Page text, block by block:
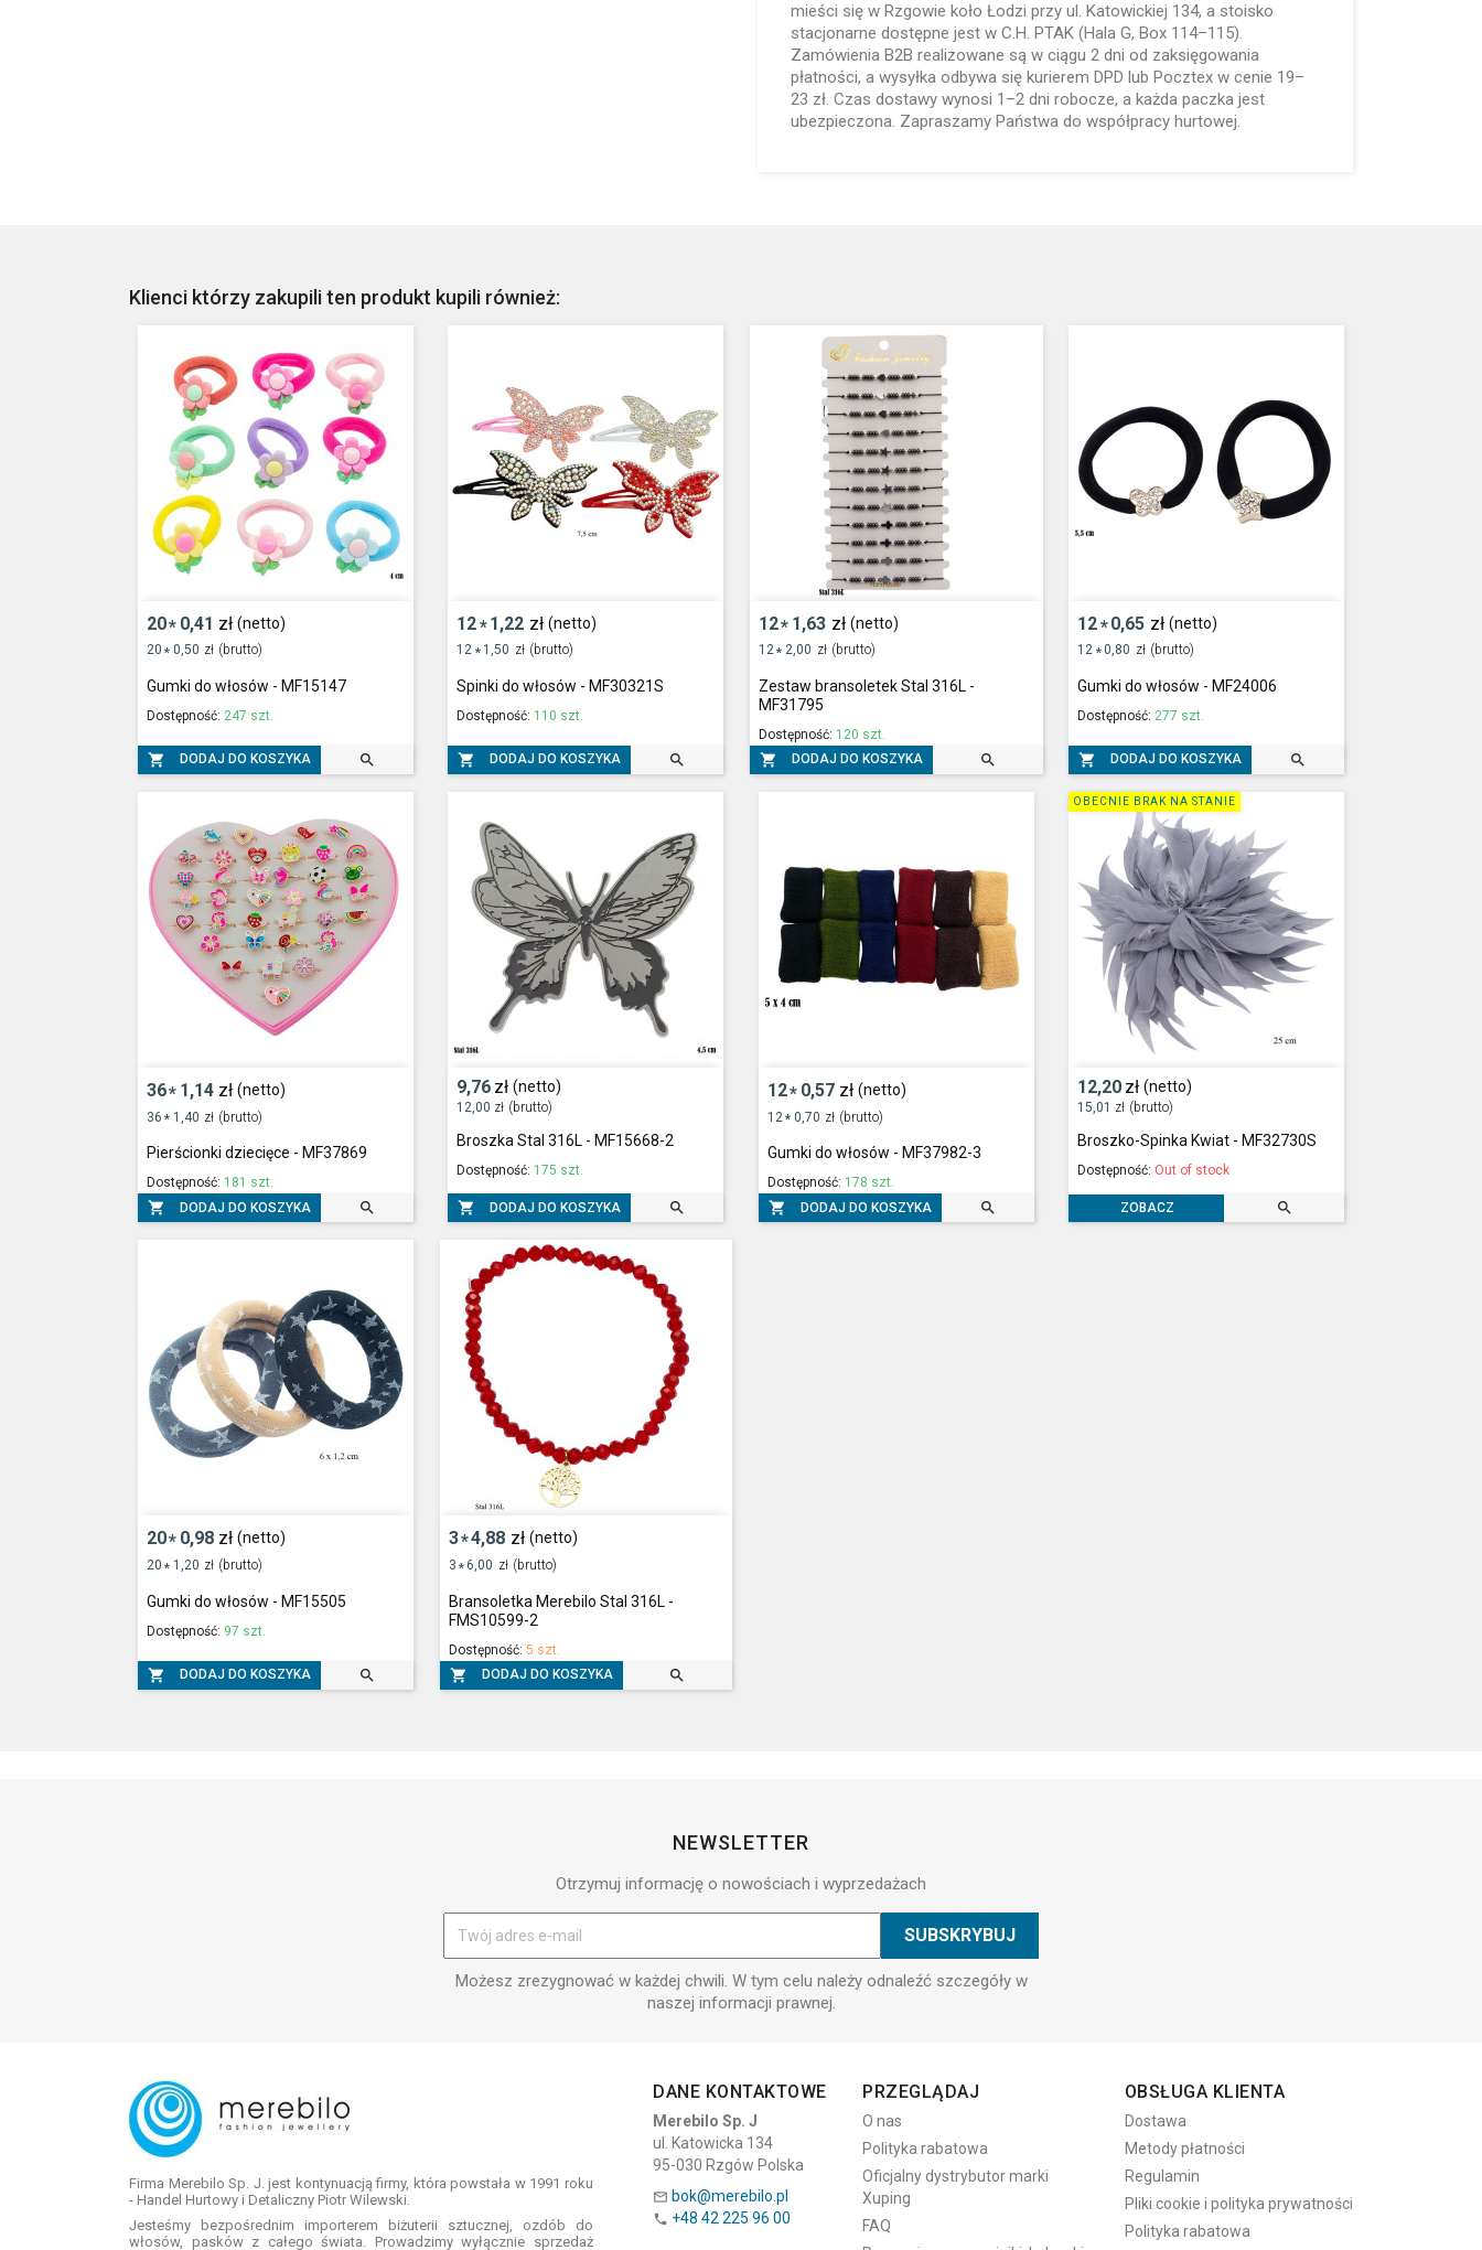
mieści się w Rzgowie koło Łodzi przy ul. Katowickiej 134, a stoisko
stacjonarne dostępne jest w C.H. PTAK (Hala G, Box 114–115).
Zamówienia B2B realizowane są w ciągu 2 dni od zaksięgowania
płatności, a wysyłka odbywa się kurierem DPD lub Pocztex w cenie 19–
23 zł. Czas dostawy wynosi 1–2 dni robocze, a każda paczka jest
ubezpieczona. Zapraszamy Państwa do współpracy hurtowej.
Klienci którzy zakupili ten produkt kupili również:
20* 0,41 zł (netto)
20 * 0,50 zł (brutto)
Gumki do włosów - MF15147
Dostępność: 247 szt.
 DODAJ DO KOSZYKA 
12*1,22 zł (netto)
12 * 1,50 zł (brutto)
Spinki do włosów - MF30321S
Dostępność: 110 szt.
 DODAJ DO KOSZYKA 
12* 1,63 zł (netto)
12* 2,00 zł (brutto)
Zestaw bransoletek Stal 316L -
MF31795
Dostępność: 120 szt.
 DODAJ DO KOSZYKA 
12*0,65 zł (netto)
12 *0,80 zł (brutto)
Gumki do włosów - MF24006
Dostępność: 277 szt.
 DODAJ DO KOSZYKA 
36* 1,14 zł (netto)
36 * 1,40 zł (brutto)
Pierścionki dziecięce - MF37869
Dostępność: 181 szt.
 DODAJ DO KOSZYKA 
9,76 zł (netto)
12,00 zł (brutto)
Broszka Stal 316L - MF15668-2
Dostępność: 175 szt.
 DODAJ DO KOSZYKA 
12* 0,57 zł (netto)
12 * 0,70 zł (brutto)
Gumki do włosów - MF37982-3
Dostępność: 178 szt.
 DODAJ DO KOSZYKA 
12,20 zł (netto)
15,01 zł (brutto)
Broszko-Spinka Kwiat - MF32730S
Dostępność: Out of stock
ZOBACZ 
OBECNIE BRAK NA STANIE
20* 0,98 zł (netto)
20 * 1,20 zł (brutto)
Gumki do włosów - MF15505
Dostępność: 97 szt.
 DODAJ DO KOSZYKA 
3*4,88 zł (netto)
3 * 6,00 zł (brutto)
Bransoletka Merebilo Stal 316L -
FMS10599-2
Dostępność: 5 szt.
 DODAJ DO KOSZYKA 
NEWSLETTER
Otrzymuj informację o nowościach i wyprzedażach
Możesz zrezygnować w każdej chwili. W tym celu należy odnaleźć szczegóły w
naszej informacji prawnej.
Firma Merebilo Sp. J. jest kontynuacją firmy, która powstała w 1991 roku
- Handel Hurtowy i Detaliczny Piotr Wilewski.
Jesteśmy bezpośrednim importerem biżuterii sztucznej, ozdób do
włosów, pasków z całego świata. Prowadzimy wyłącznie sprzedaż
DANE KONTAKTOWE
Merebilo Sp. J
ul. Katowicka 134
95-030 Rzgów Polska
 bok@merebilo.pl
 +48 42 225 96 00
PRZEGLĄDAJ
O nas
Polityka rabatowa
Oficjalny dystrybutor marki
Xuping
FAQ
OBSŁUGA KLIENTA
Dostawa
Metody płatności
Regulamin
Pliki cookie i polityka prywatności
Polityka rabatowa